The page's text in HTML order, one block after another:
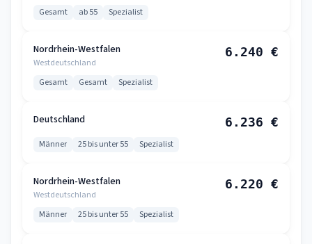
Gesamt ab 55 Spezialist
Nordrhein-Westfalen
Westdeutschland
6.240 €
Gesamt Gesamt Spezialist
Deutschland 6.236 €
Männer 25 bis unter 55 Spezialist
Nordrhein-Westfalen
Westdeutschland
6.220 €
Männer 25 bis unter 55 Spezialist